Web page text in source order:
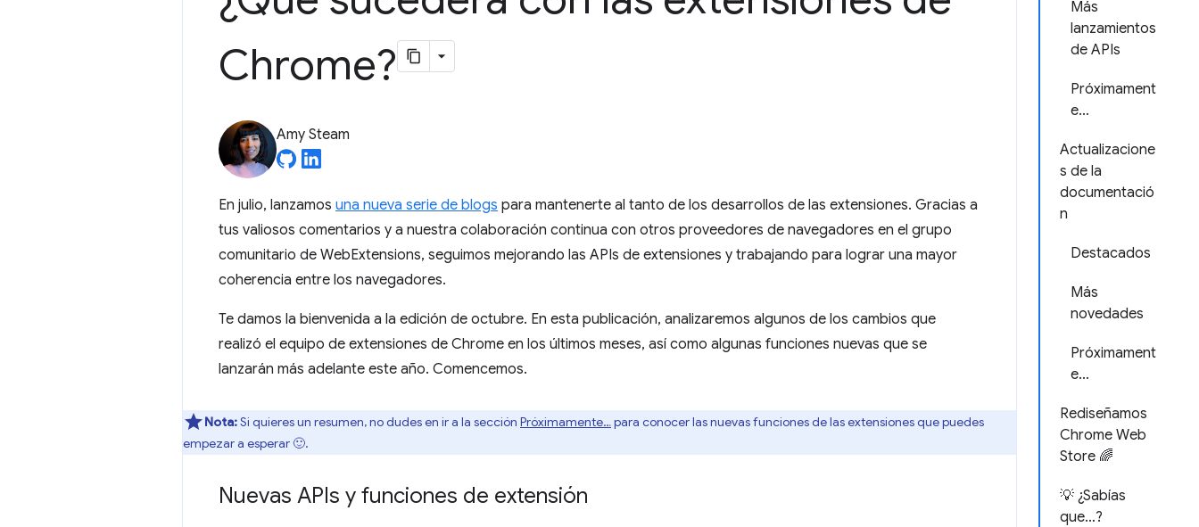
Más
lanzamientos
de APIs
Próximament
e…
Actualizacione
s de la
documentació
n
Destacados
Más
novedades
Próximament
e…
Rediseñamos
Chrome Web
Store 🌈
💡 ¿Sabías
que…?
Chrome?
Amy Steam
En julio, lanzamos una nueva serie de blogs para mantenerte al tanto de los desarrollos de las extensiones. Gracias a
tus valiosos comentarios y a nuestra colaboración continua con otros proveedores de navegadores en el grupo
comunitario de WebExtensions, seguimos mejorando las APIs de extensiones y trabajando para lograr una mayor
coherencia entre los navegadores.
Te damos la bienvenida a la edición de octubre. En esta publicación, analizaremos algunos de los cambios que
realizó el equipo de extensiones de Chrome en los últimos meses, así como algunas funciones nuevas que se
lanzarán más adelante este año. Comencemos.
Nota:Si quieres un resumen, no dudes en ir a la sección Próximamente…para conocer las nuevas funciones de las extensiones que puedes
empezar a esperar 🙂.
Nuevas APIs y funciones de extensión